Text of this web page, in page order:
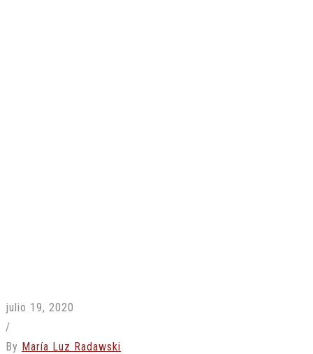
julio 19, 2020
/
By María Luz Radawski